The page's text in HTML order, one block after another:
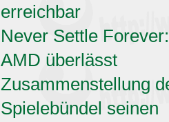
erreichbar
Never Settle Forever:
AMD überlässt
Zusammenstellung
Spielebündel seinen